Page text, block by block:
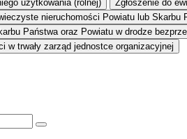
użytkowania (rolnej)
Zgłoszenie do
nieruchomości Powiatu lub Skarbu
Państwa oraz Powiatu w drodze
w trwały zarząd jednostce organizacyjnej